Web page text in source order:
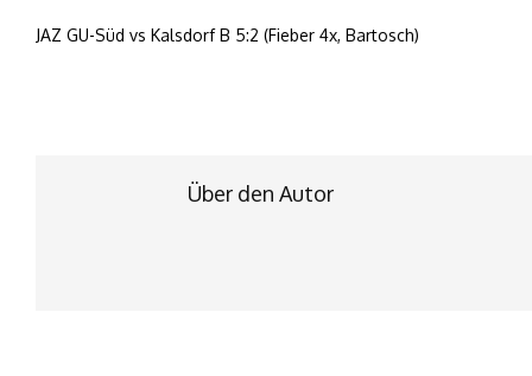
JAZ GU-Süd vs Kalsdorf B 5:2 (Fieber 4x, Bartosch)
Über den Autor